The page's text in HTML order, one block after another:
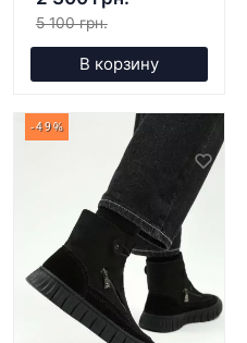
5 100 грн.
В корзину
-49%